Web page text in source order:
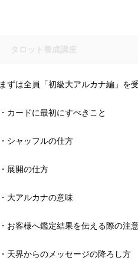
まずは全員「初級大アルカナ編」を
・カードに最初にすべきこと
・シャッフルの仕方
・展開の仕方
・大アルカナの意味
・お客様へ鑑定結果を伝える際の注
・天界からのメッセージの降ろし方